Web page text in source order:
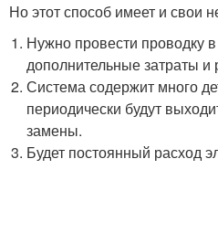
Но этот способ имеет и свои
Нужно провести проводку
дополнительные затраты и
Система содержит много
периодически будут
замены.
Будет постоянный расход